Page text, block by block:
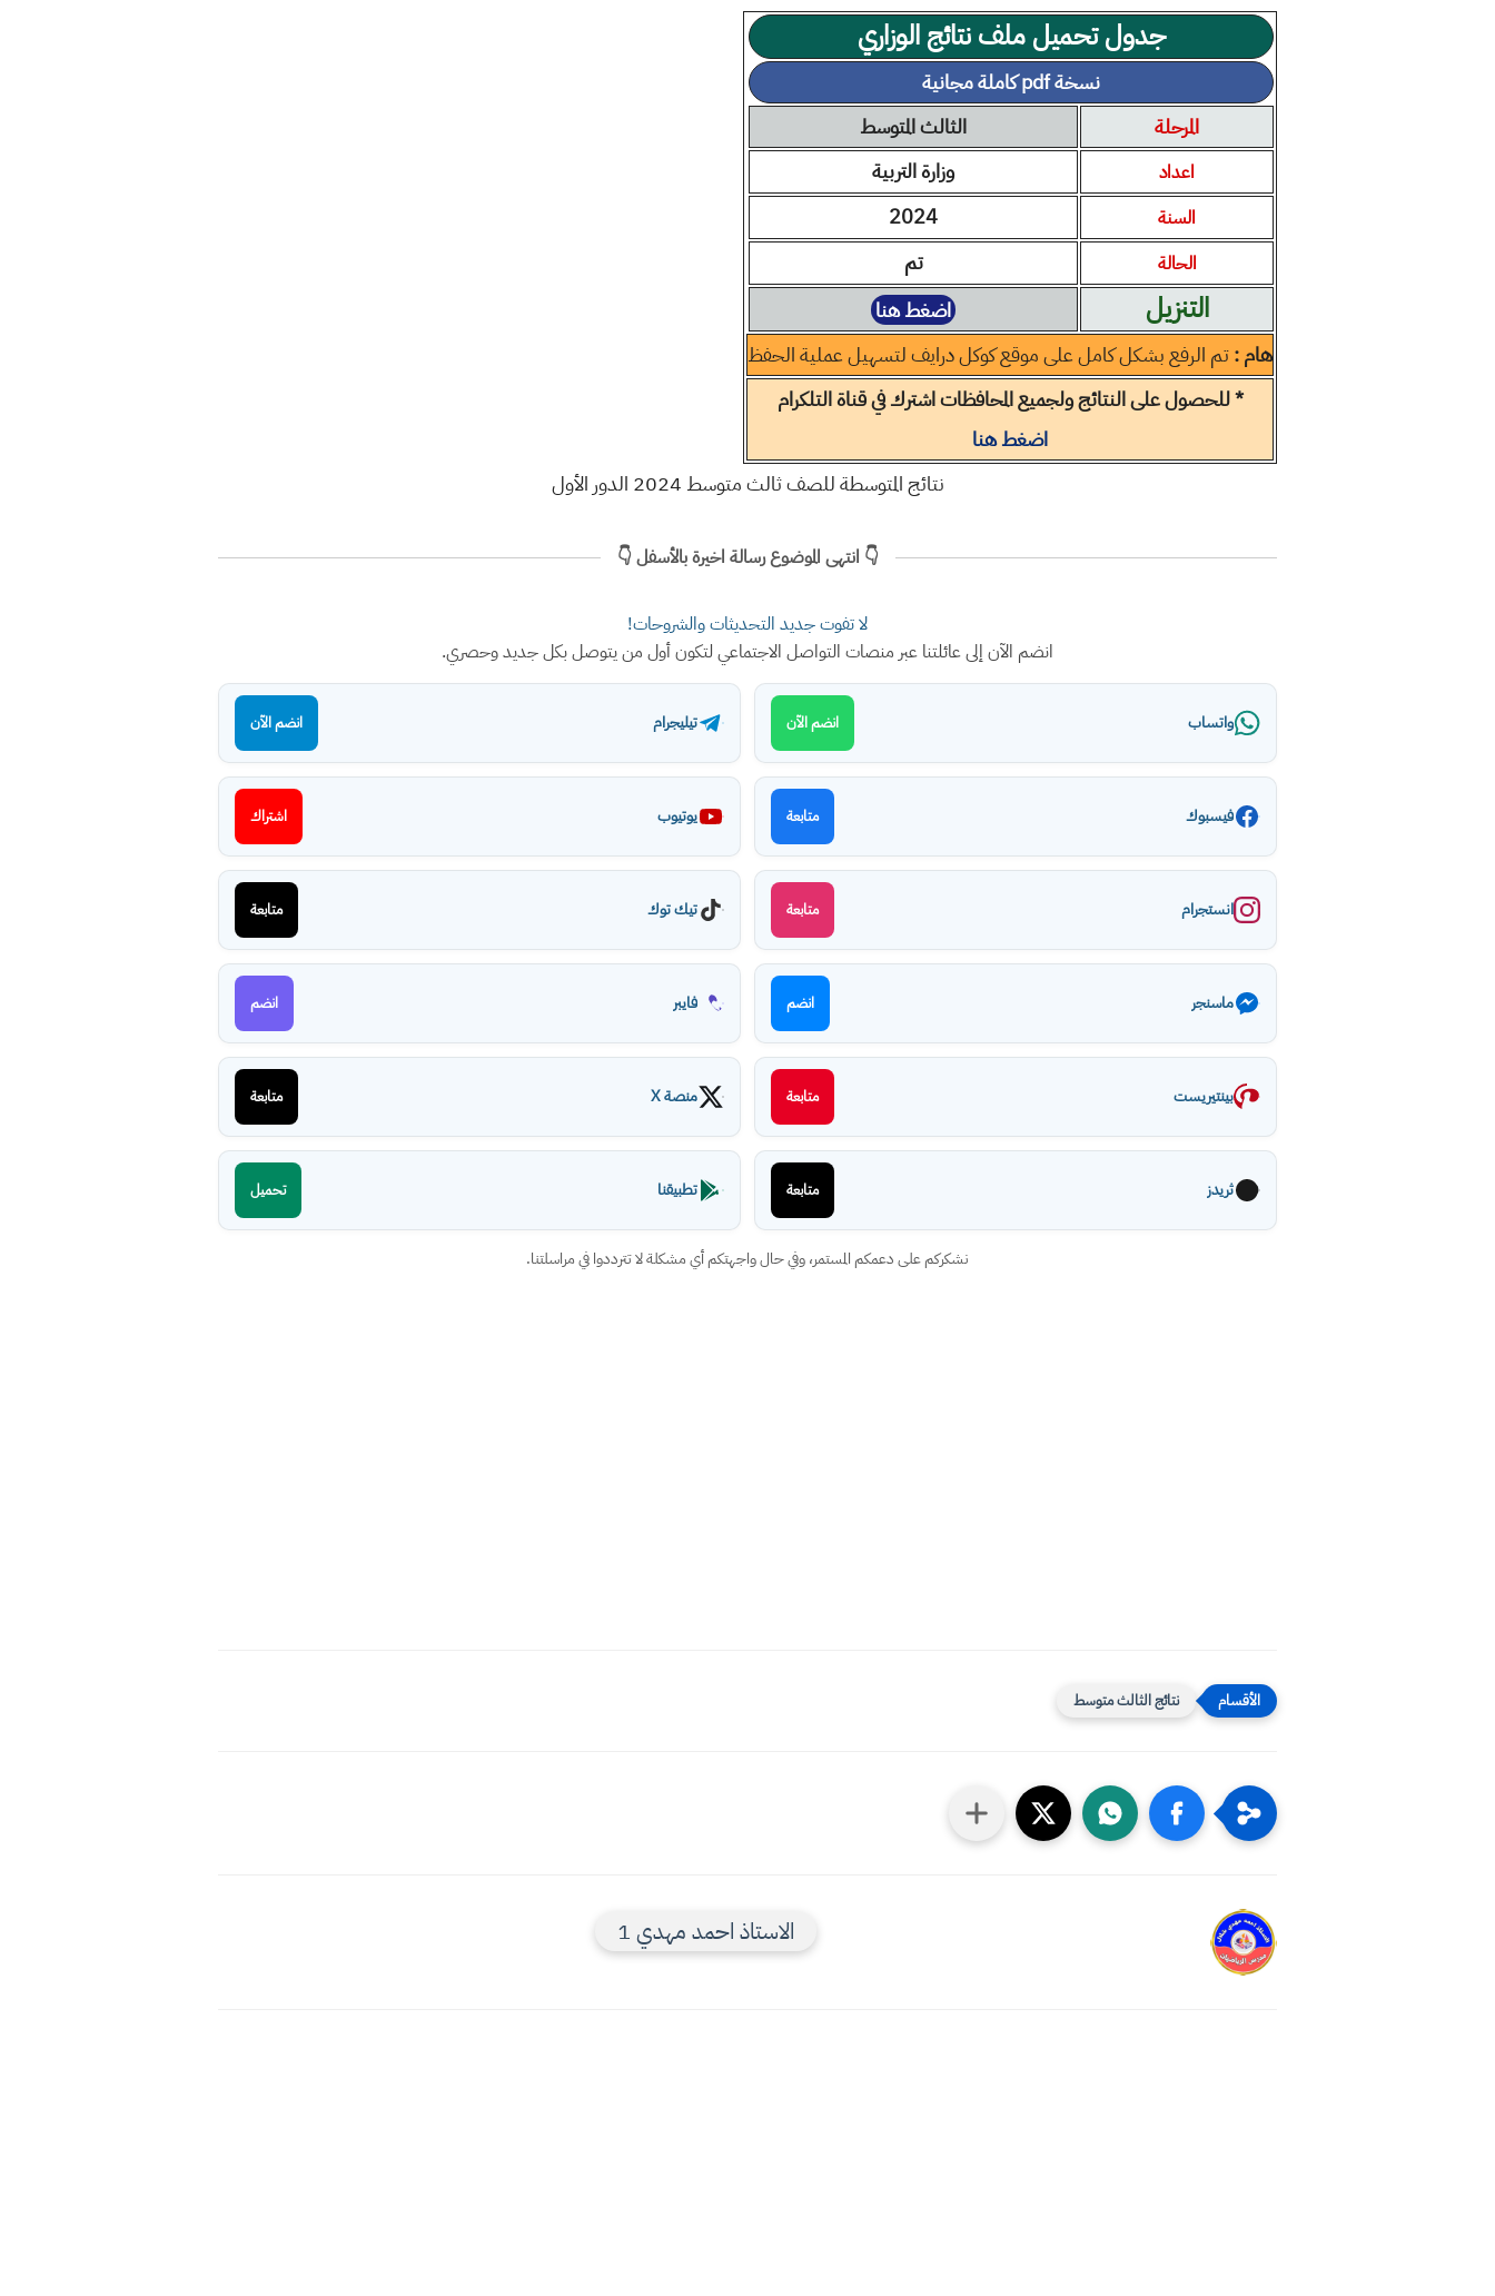
جدول تحميل ملف نتائج الوزاري
نسخة pdf كاملة مجانية
المرحلة
الثالث المتوسط
اعداد وزارة التربية
السنة 2024
الحالة تم
التنزيل
اضغط هنا
هام :تم الرفع بشكل كامل على موقع كوكل درايف لتسهيل عملية الحفظ
* للحصول على النتائج ولجميع المحافظات اشترك في قناة التلكرام
اضغط هنا
نتائج المتوسطة للصف ثالث متوسط 2024 الدور الأول
👇 انتهى الموضوع رسالة اخيرة بالأسفل 👇
لا تفوت جديد التحديثات والشروحات!
انضم الآن إلى عائلتنا عبر منصات التواصل الاجتماعي لتكون أول من يتوصل بكل جديد وحصري.
واتساب انضم الآن تيليجرام انضم الآن
فيسبوك متابعة يوتيوب اشتراك
انستجرام متابعة تيك توك متابعة
ماسنجر انضم فايبر انضم
بينتيريست متابعة منصة X متابعة
ثريدز متابعة تطبيقنا تحميل
نشكركم على دعمكم المستمر، وفي حال واجهتكم أي مشكلة لا تترددوا في مراسلتنا.
نتائج الثالث متوسط
الاستاذ احمد مهدي 1